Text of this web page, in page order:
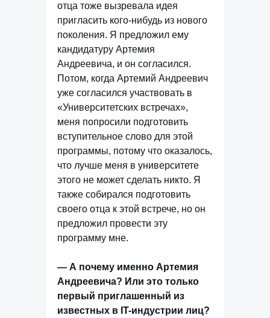
отца тоже вызревала идея
пригласить кого-нибудь из нового
поколения. Я предложил ему
кандидатуру Артемия
Андреевича, и он согласился.
Потом, когда Артемий Андреевич
уже согласился участвовать в
«Университетских встречах»,
меня попросили подготовить
вступительное слово для этой
программы, потому что оказалось,
что лучше меня в университете
этого не может сделать никто. Я
также собирался подготовить
своего отца к этой встрече, но он
предложил провести эту
программу мне.
— А почему именно Артемия
Андреевича? Или это только
первый приглашенный из
известных в IT-индустрии лиц?